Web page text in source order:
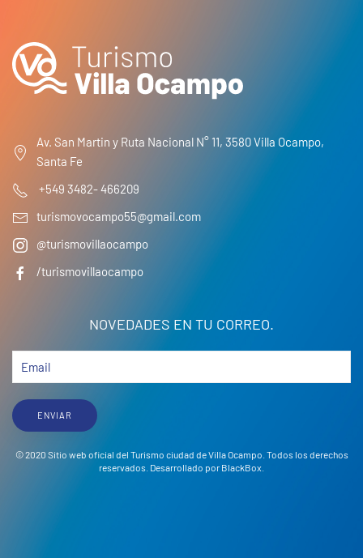
Av. San Martin y Ruta Nacional N° 11, 3580 Villa Ocampo,
Santa Fe
+549 3482- 466209
turismovocampo55@gmail.com
@turismovillaocampo
/turismovillaocampo
NOVEDADES EN TU CORREO.
ENVIAR
© 2020 Sitio web oficial del Turismo ciudad de Villa Ocampo. Todos los derechos
reservados. Desarrollado por BlackBox